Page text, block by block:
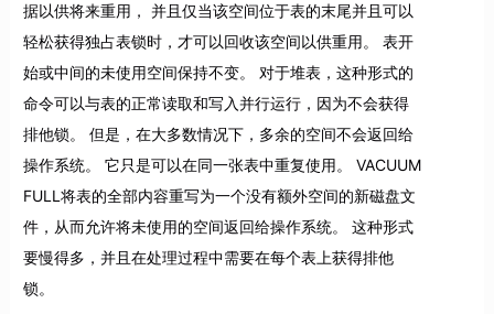
据以供将来重用， 并且仅当该空间位于表的末尾并且可以
轻松获得独占表锁时，才可以回收该空间以供重用。 表开
始或中间的未使用空间保持不变。 对于堆表，这种形式的
命令可以与表的正常读取和写入并行运行，因为不会获得
排他锁。 但是，在大多数情况下，多余的空间不会返回给
操作系统。 它只是可以在同一张表中重复使用。 VACUUM
FULL将表的全部内容重写为一个没有额外空间的新磁盘文
件，从而允许将未使用的空间返回给操作系统。 这种形式
要慢得多，并且在处理过程中需要在每个表上获得排他
锁。